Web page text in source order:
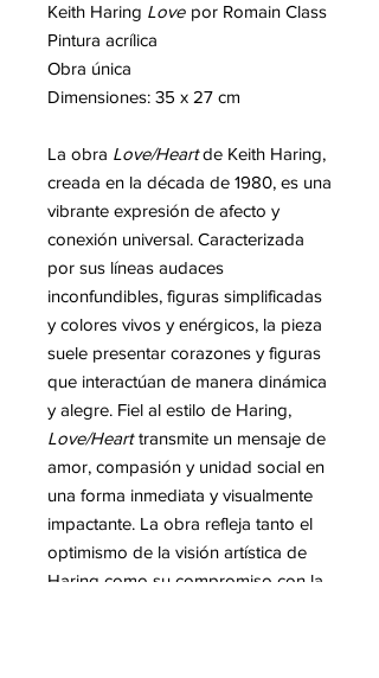
Keith Haring Love por Romain Class
Pintura acrílica
Obra única
Dimensiones: 35 x 27 cm
La obra Love/Heartde Keith Haring,
creada en la década de 1980, es una
vibrante expresión de afecto y
conexión universal. Caracterizada
por sus líneas audaces
inconfundibles, figuras simplificadas
y colores vivos y enérgicos, la pieza
suele presentar corazones y figuras
que interactúan de manera dinámica
y alegre. Fiel al estilo de Haring,
Love/Hearttransmite un mensaje de
amor, compasión y unidad social en
una forma inmediata y visualmente
impactante. La obra refleja tanto el
optimismo de la visión artística de
Haring como su compromiso con la